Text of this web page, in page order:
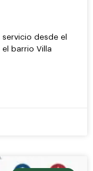
desde el
el barrio Villa